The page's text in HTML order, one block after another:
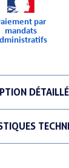
par
mandats